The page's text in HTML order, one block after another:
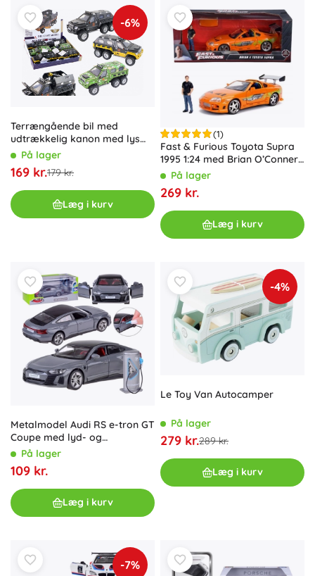
-6%
Terrængående bil med
udtrækkelig kanon med lys
og lyde – 3 farver
På lager
169 kr.179 kr.
Læg i kurv
(1)
Fast & Furious Toyota Supra
1995 1:24 med Brian O’Conner-
figurPå lager
269 kr.
Læg i kurv
Metalmodel Audi RS e-tron GT
Coupe med lyd- og
lyseffekter
På lager
109 kr.
Læg i kurv
-4%
Le Toy Van Autocamper
På lager
279 kr.289 kr.
Læg i kurv
-7%